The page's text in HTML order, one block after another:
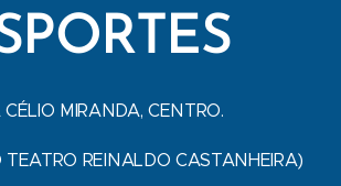
CÉLIO MIRANDA, CENTRO.
REINALDO CASTANHEIRA)